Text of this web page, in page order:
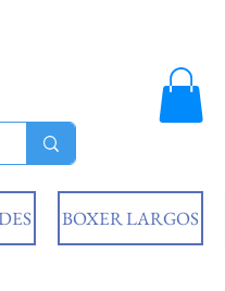
BOXER LARGOS